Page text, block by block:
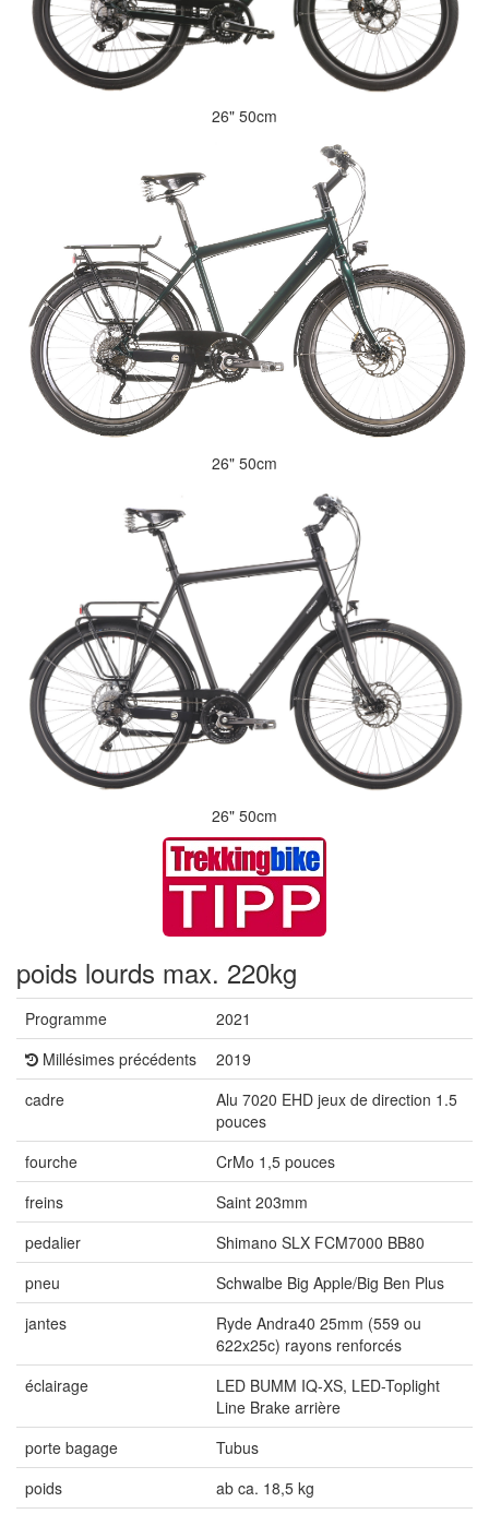
26" 50cm
26" 50cm
26" 50cm
poids lourds max. 220kg
Programme
2021
Millésimes précédents
2019
cadre
Alu 7020 EHD jeux de direction 1.5
pouces
fourche
CrMo 1,5 pouces
freins
Saint 203mm
pedalier
Shimano SLX FCM7000 BB80
pneu
Schwalbe Big Apple/Big Ben Plus
jantes
Ryde Andra40 25mm (559 ou
622x25c) rayons renforcés
éclairage
LED BUMM IQ-XS, LED-Toplight
Line Brake arrière
porte bagage
Tubus
poids
ab ca. 18,5 kg